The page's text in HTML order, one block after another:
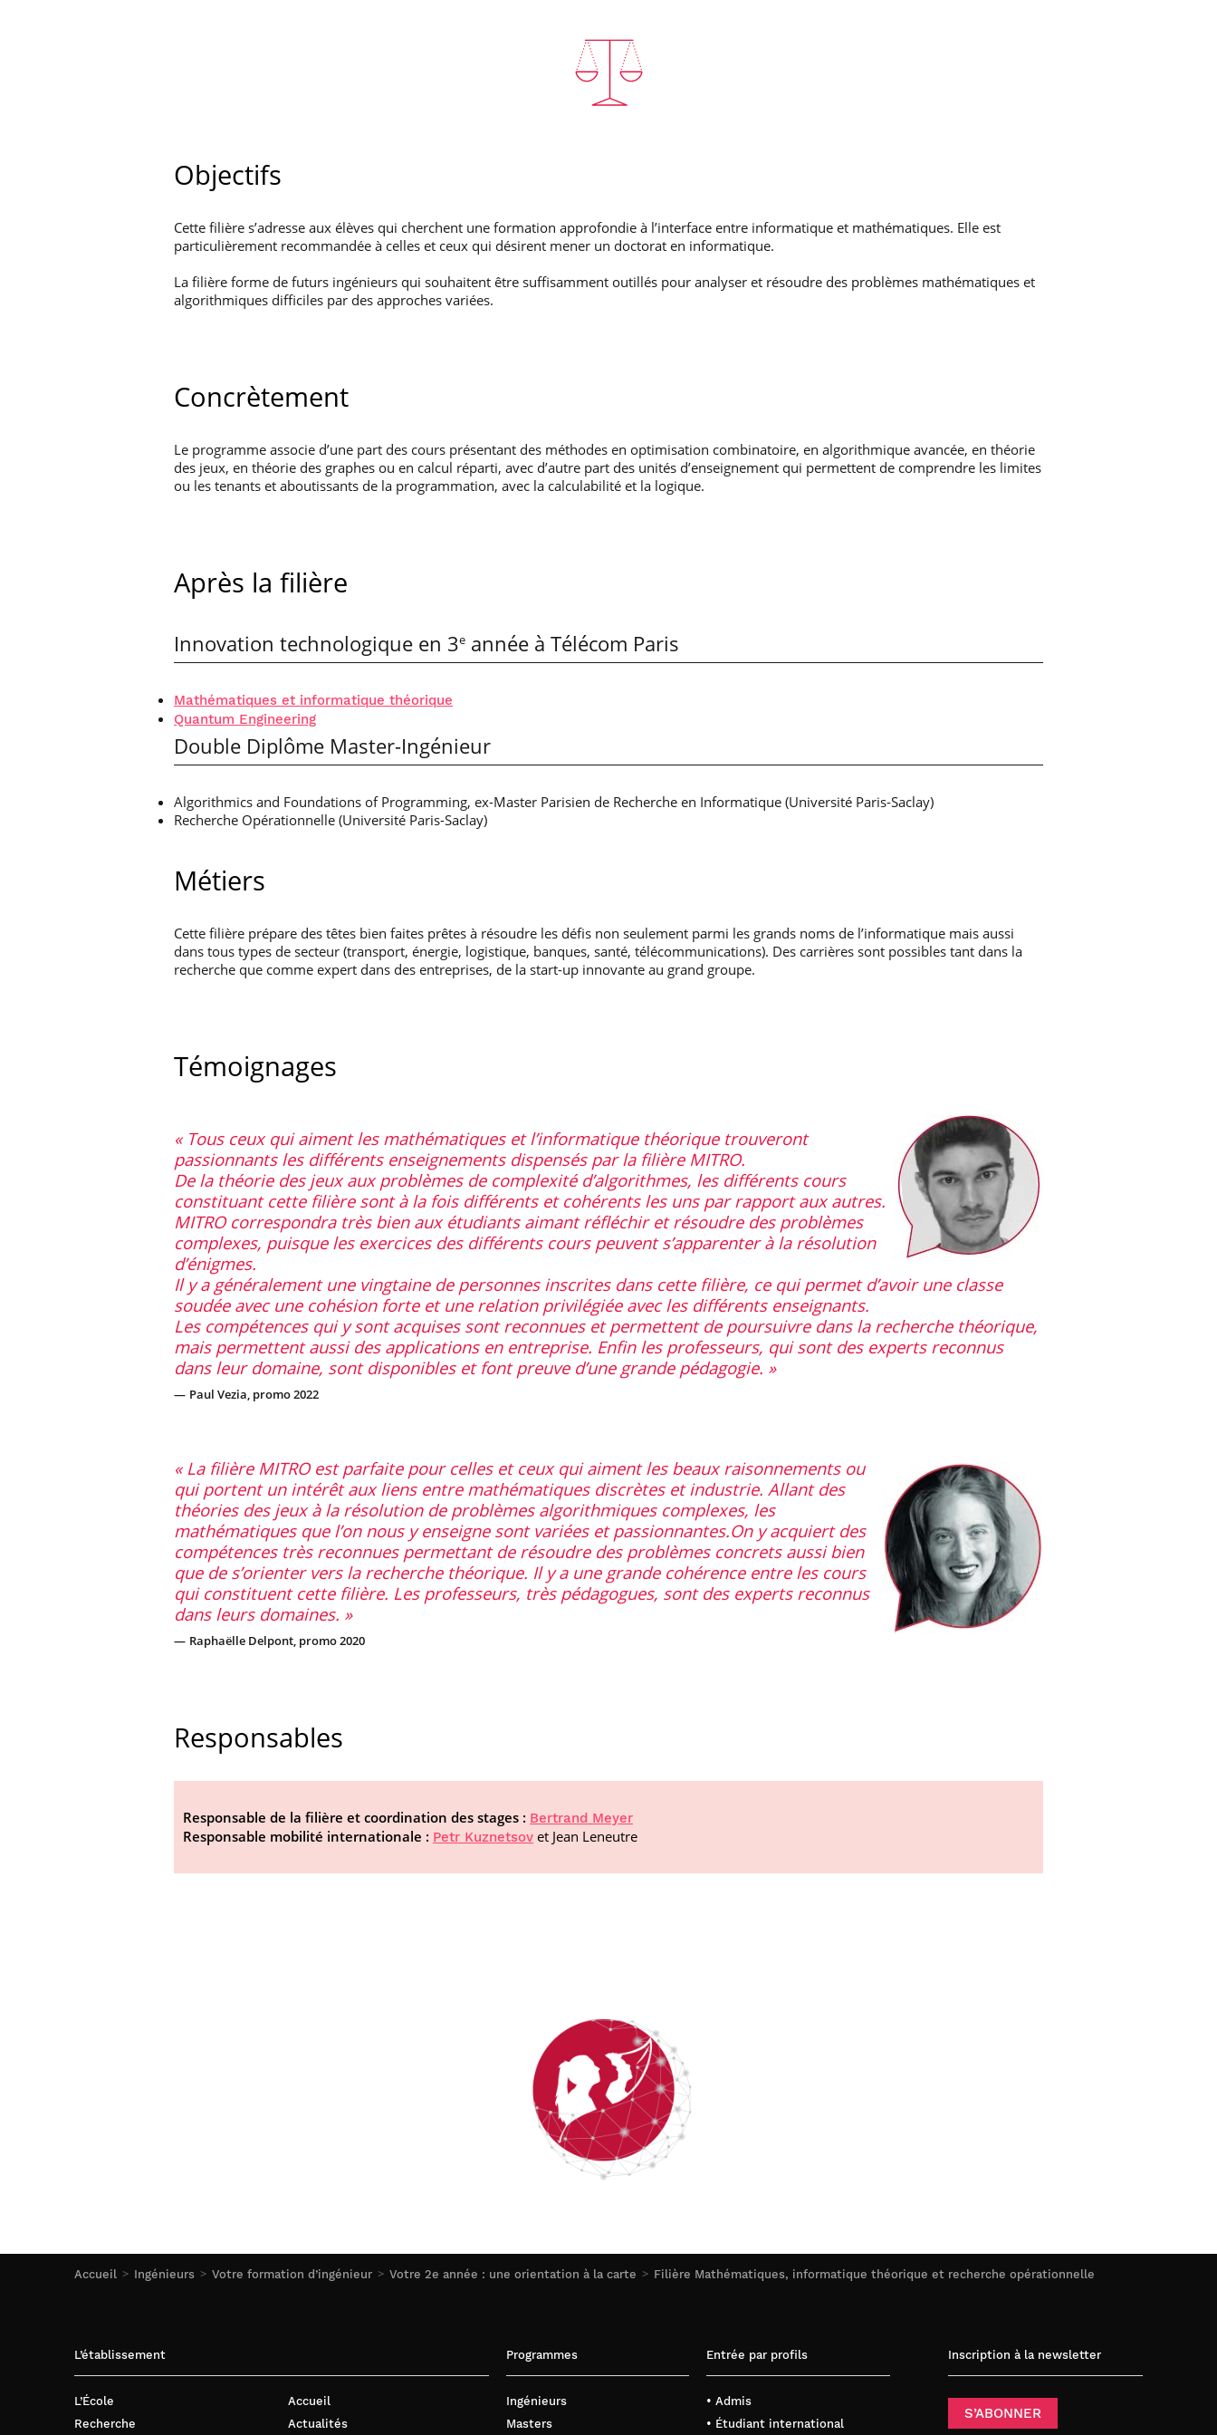
Accueil Ingénieurs Votre formation d’ingénieur Votre 2e année : une orientation à la carte Filière Mathématiques, informatique théorique et recherche opérationnelle
Objectifs
Cette filière s’adresse aux élèves qui cherchent une formation approfondie à l’interface entre informatique et mathématiques. Elle est
particulièrement recommandée à celles et ceux qui désirent mener un doctorat en informatique.
La filière forme de futurs ingénieurs qui souhaitent être suffisamment outillés pour analyser et résoudre des problèmes mathématiques et
algorithmiques difficiles par des approches variées.
Concrètement
Le programme associe d’une part des cours présentant des méthodes en optimisation combinatoire, en algorithmique avancée, en théorie
des jeux, en théorie des graphes ou en calcul réparti, avec d’autre part des unités d’enseignement qui permettent de comprendre les limites
ou les tenants et aboutissants de la programmation, avec la calculabilité et la logique.
Après la filière
Innovation technologique en 3e année à Télécom Paris
Mathématiques et informatique théorique
Quantum Engineering
Double Diplôme Master-Ingénieur
Algorithmics and Foundations of Programming, ex-Master Parisien de Recherche en Informatique (Université Paris-Saclay)
Recherche Opérationnelle (Université Paris-Saclay)
Métiers
Cette filière prépare des têtes bien faites prêtes à résoudre les défis non seulement parmi les grands noms de l’informatique mais aussi
dans tous types de secteur (transport, énergie, logistique, banques, santé, télécommunications). Des carrières sont possibles tant dans la
recherche que comme expert dans des entreprises, de la start-up innovante au grand groupe.
Témoignages
Tous ceux qui aiment les mathématiques et l’informatique théorique trouveront
passionnants les différents enseignements dispensés par la filière MITRO.
De la théorie des jeux aux problèmes de complexité d’algorithmes, les différents cours
constituant cette filière sont à la fois différents et cohérents les uns par rapport aux autres.
MITRO correspondra très bien aux étudiants aimant réfléchir et résoudre des problèmes
complexes, puisque les exercices des différents cours peuvent s’apparenter à la résolution
d’énigmes.
Il y a généralement une vingtaine de personnes inscrites dans cette filière, ce qui permet d’avoir une classe
soudée avec une cohésion forte et une relation privilégiée avec les différents enseignants.
Les compétences qui y sont acquises sont reconnues et permettent de poursuivre dans la recherche théorique,
mais permettent aussi des applications en entreprise. Enfin les professeurs, qui sont des experts reconnus
dans leur domaine, sont disponibles et font preuve d’une grande pédagogie.
Paul Vezia, promo 2022
La filière MITRO est parfaite pour celles et ceux qui aiment les beaux raisonnements ou
qui portent un intérêt aux liens entre mathématiques discrètes et industrie. Allant des
théories des jeux à la résolution de problèmes algorithmiques complexes, les
mathématiques que l’on nous y enseigne sont variées et passionnantes.On y acquiert des
compétences très reconnues permettant de résoudre des problèmes concrets aussi bien
que de s’orienter vers la recherche théorique. Il y a une grande cohérence entre les cours
qui constituent cette filière. Les professeurs, très pédagogues, sont des experts reconnus
dans leurs domaines.
Raphaëlle Delpont, promo 2020
Responsables
Responsable de la filière et coordination des stages : Bertrand Meyer
Responsable mobilité internationale : Petr Kuznetsov et Jean Leneutre
L’établissement
L’École
Recherche
Accueil
Actualités
Programmes
Ingénieurs
Masters
Entrée par profils
• Admis
• Étudiant international
Inscription à la newsletter
S’ABONNER